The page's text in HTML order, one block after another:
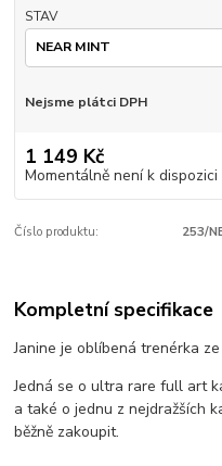
STAV
Nejsme plátci DPH
1 149 Kč
Momentálně není k dispozici
Číslo produktu: 253/
Kompletní specifikace
Janine je oblíbená trenérka
Jedná se o ultra rare full art
a také o jednu z nejdražších
běžně zakoupit.